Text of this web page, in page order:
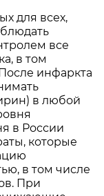
для всех,
все
в том
инфаркта
в любой
в России
которые
в том числе
При